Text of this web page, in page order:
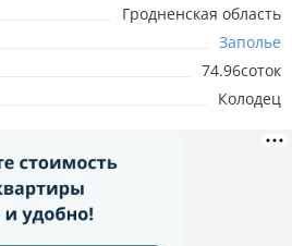
Гродненская область
Заполье
74.96соток
Колодец